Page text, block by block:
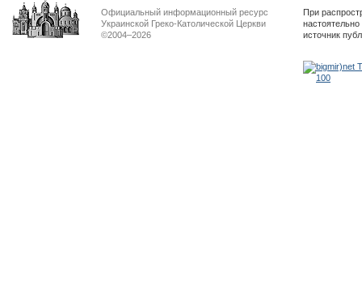
Официальный информационный ресурс
Украинской Греко-Католической Церкви
©2004–2026
При
источник